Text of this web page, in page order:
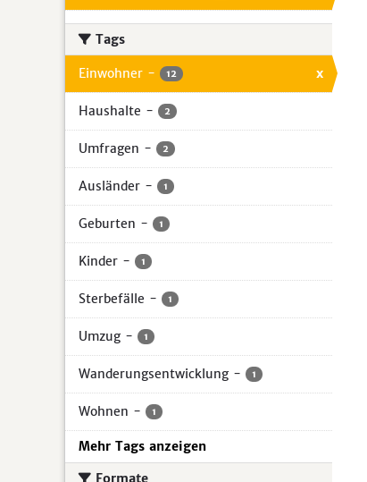
Tags
Einwohner - 12 x
Haushalte - 2
Umfragen - 2
Ausländer - 1
Geburten - 1
Kinder - 1
Sterbefälle - 1
Umzug - 1
Wanderungsentwicklung - 1
Wohnen - 1
Mehr Tags anzeigen
Formate